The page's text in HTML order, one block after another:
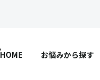
HOME お悩みから探す